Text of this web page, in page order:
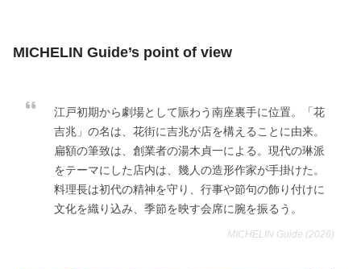
MICHELIN Guide’s point of view
江戸初期から劇場として賑わう南座裏手に位置。「花
吉兆」の名は、花街に吉兆が店を構えることに由来。
扁額の筆致は、創業者の湯木貞一による。現代の琳派
をテーマにした店内は、幾人の造形作家が手掛けた。
料理長は初代の精神を守り、行事や節句の飾り付けに
文化を織り込み、季節を映す会席に腕を振るう。
MICHELIN Guide (2026)